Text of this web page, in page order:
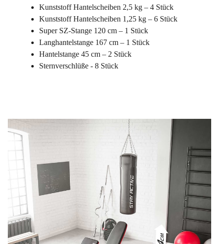
Kunststoff Hantelscheiben 2,5 kg – 4 Stück
Kunststoff Hantelscheiben 1,25 kg – 6 Stück
Super SZ-Stange 120 cm – 1 Stück
Langhantelstange 167 cm – 1 Stück
Hantelstange 45 cm – 2 Stück
Sternverschlüße - 8 Stück